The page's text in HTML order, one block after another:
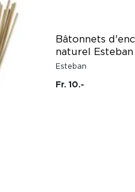
Bâtonnets
naturel Esteban
Esteban
Fr. 10.-